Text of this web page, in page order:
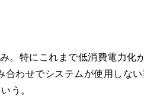
特にこれまで低消費電力
わせでシステムが使用しな
う。